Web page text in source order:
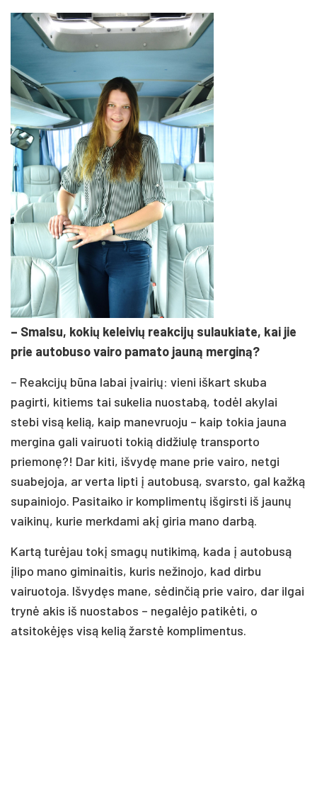
– Smalsu, kokių keleivių reakcijų sulaukiate, kai jie
prie autobuso vairo pamato jauną merginą?
– Reakcijų būna labai įvairių: vieni iškart skuba
pagirti, kitiems tai sukelia nuostabą, todėl akylai
stebi visą kelią, kaip manevruoju – kaip tokia jauna
mergina gali vairuoti tokią didžiulę transporto
priemonę?! Dar kiti, išvydę mane prie vairo, netgi
suabejoja, ar verta lipti į autobusą, svarsto, gal kažką
supainiojo. Pasitaiko ir komplimentų išgirsti iš jaunų
vaikinų, kurie merkdami akį giria mano darbą.
Kartą turėjau tokį smagų nutikimą, kada į autobusą
įlipo mano giminaitis, kuris nežinojo, kad dirbu
vairuotoja. Išvydęs mane, sėdinčią prie vairo, dar ilgai
trynė akis iš nuostabos – negalėjo patikėti, o
atsitokėjęs visą kelią žarstė komplimentus.